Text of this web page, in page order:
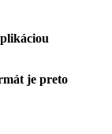
je preto